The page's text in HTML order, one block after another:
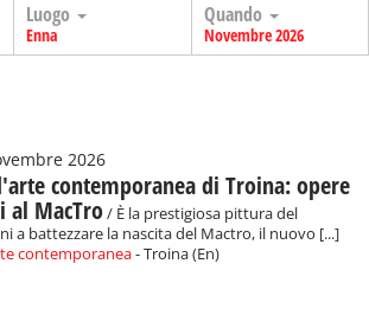
Luogo
Enna
Quando
Novembre 2026
2026
contemporanea di Troina: opere
al MacTro/ È la prestigiosa pittura del
a battezzare la nascita del Mactro, il nuovo [...]
contemporanea- Troina (En)